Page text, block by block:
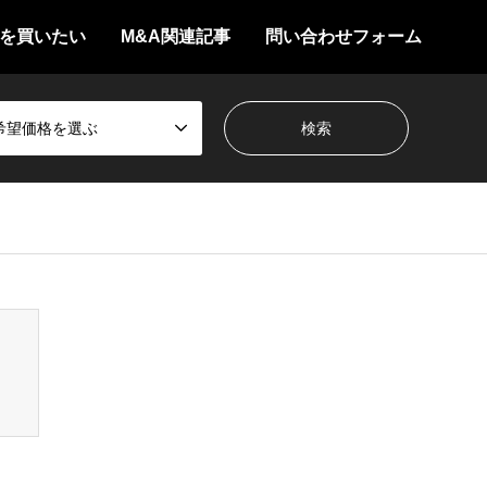
買いたい M&A関連記事 問い合わせフォーム
望価格を選ぶ